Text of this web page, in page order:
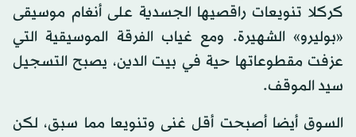
كركلا تنويعات راقصيها الجسدية على أنغام موسيقى
«بوليرو» الشهيرة. ومع غياب الفرقة الموسيقية التي
عزفت مقطوعاتها حية في بيت الدين، يصبح التسجيل
سيد الموقف.
السوق أيضا أصبحت أقل غنى وتنويعا مما سبق، لكن